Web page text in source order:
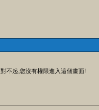
對不起,您沒有權限進入這個畫面!